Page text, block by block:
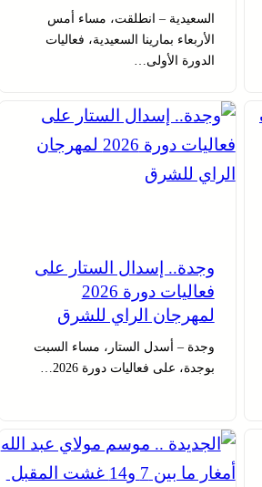
السعيدية – انطلقت، مساء أمس
الأربعاء بمارينا السعيدية، فعاليات
الدورة الأولى…
وجدة.. إسدال الستار على
فعاليات دورة 2026
لمهرجان الراي للشرق
وجدة – أسدل الستار، مساء السبت
بوجدة، على فعاليات دورة 2026…